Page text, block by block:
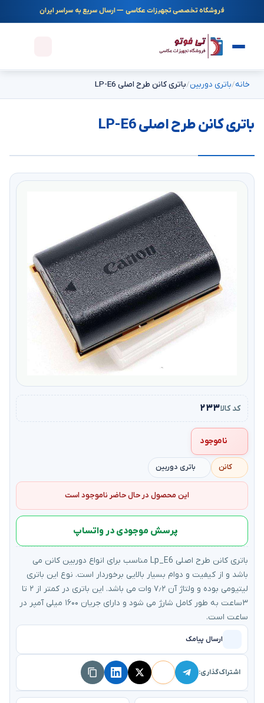
فروشگاه تخصصی تجهیزات عکاسی — ارسال سریع به سراسر ایران
خانه باتری دوربین باتری کانن طرح اصلی LP-E6
باتری کانن طرح اصلی LP-E6
کد کالا۲۳۳
ناموجود
کانن باتری دوربین
این محصول در حال حاضر ناموجود است
پرسش موجودی در واتساپ
باتری کانن طرح اصلی Lp_E6 مناسب برای انواع دوربین کانن می
باشد و از کیفیت و دوام بسیار بالایی برخوردار است. نوع این باتری
لیتیومی بوده و ولتاژ آن ۷٫۲ وات می باشد. این باتری در کمتر از ۲ تا
۳ساعت به طور کامل شارژ می شود و دارای جریان ۱۶۰۰ میلی آمپر در
ساعت است.
ارسال پیامک
اشتراک‌گذاری: